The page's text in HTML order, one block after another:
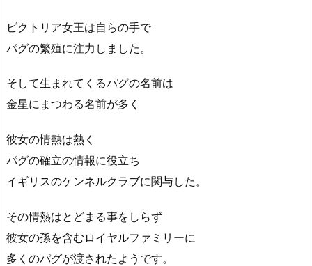
ビクトリア女王は自らの手で
パグの繁殖に注力しました。
そして生まれてくるパグの名前は
金星にまつわる名前が多く
彼女の情熱は熱く
パグの確立の情報に役立ち
イギリスのケンネルクラブに関与した。
その情熱はとどまる事をしらず
彼女の孫を含むロイヤルファミリーに
多くのパグが渡されたようです。